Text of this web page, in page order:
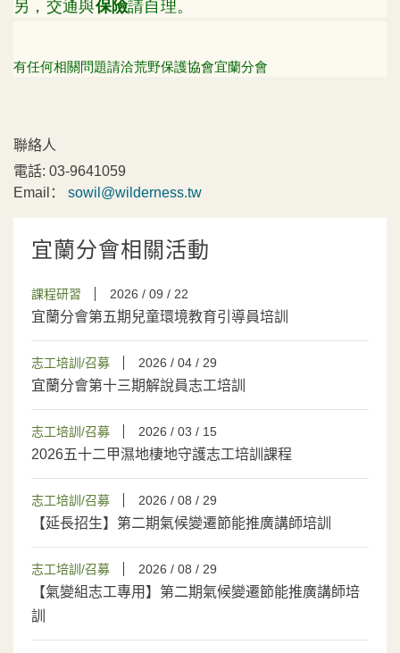
保險
有任何相關問題請洽荒野保護協會宜蘭分會
聯絡人
電話: 03-9641059
Email： sowil@wilderness.tw
宜蘭分會相關活動
課程研習 2026 / 09 / 22
宜蘭分會第五期兒童環境教育引導員培訓
志工培訓/召募 2026 / 04 / 29
宜蘭分會第十三期解說員志工培訓
志工培訓/召募 2026 / 03 / 15
2026五十二甲濕地棲地守護志工培訓課程
志工培訓/召募 2026 / 08 / 29
【延長招生】第二期氣候變遷節能推廣講師培訓
志工培訓/召募 2026 / 08 / 29
【氣變組志工專用】第二期氣候變遷節能推廣講師培
訓